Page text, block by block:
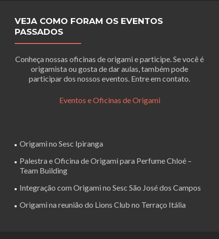
VEJA COMO FORAM OS EVENTOS
PASSADOS
Conheça nossas oficinas de origami e participe. Se você é
origamista ou gosta de dar aulas, também pode
participar dos nossos eventos. Entre em contato.
Eventos e Oficinas de Origami
Origami no Sesc Ipiranga
Palestra e Oficina de Origami para Perfume Chloé –
Team Building
Integração com Origami no Sesc São José dos Campos
Origami na reunião do Lions Club no Terraço Itália